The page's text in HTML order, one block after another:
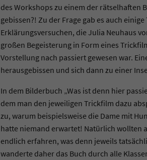
des Workshops zu einem der rätselhaften
gebissen?! Zu der Frage gab es auch
Erklärungsversuchen, die Julia Neuhaus
großen Begeisterung in Form eines
Vorstellung nach passiert gewesen war.
herausgebissen und sich dann zu einer
In dem Bilderbuch „Was ist denn hier
dem man den jeweiligen Trickfilm dazu
zu, warum beispielsweise die Dame mit
hatte niemand erwartet! Natürlich wollten
endlich erfahren, was denn jeweils
wanderte daher das Buch durch alle